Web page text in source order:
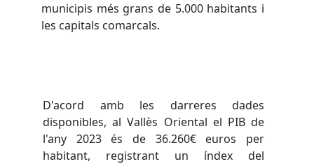
municipis més grans de 5.000 habitants i
les capitals comarcals.
D'acord amb les darreres dades
disponibles, al Vallès Oriental el PIB de
l'any 2023 és de 36.260€ euros per
habitant, registrant un índex del